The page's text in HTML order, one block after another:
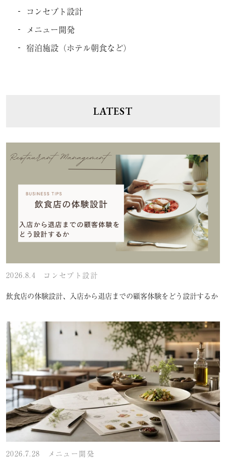
コンセプト設計
メニュー開発
宿泊施設（ホテル朝食など）
LATEST
2026.8.4 コンセプト設計
飲食店の体験設計、入店から退店までの顧客体験をどう設計するか
2026.7.28 メニュー開発